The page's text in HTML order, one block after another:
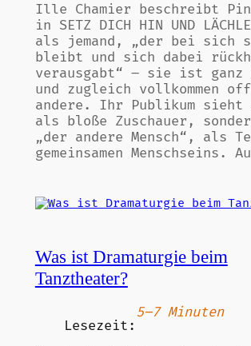
Ille Chamier beschreibt
in SETZ DICH HIN UND
als jemand, „der bei sich
bleibt und sich dabei
verausgabt“ – sie ist
und zugleich vollkommen
andere. Ihr Publikum
als bloße Zuschauer,
„der andere Mensch“, als
gemeinsamen Menschseins.
Was ist Dramaturgie beim
Tanztheater?
Lesezeit:
5–7 Minuten